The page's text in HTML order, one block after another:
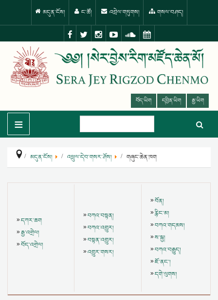
མདུན་ངོས། ང་ཚོ། འབྲེལ་གཏུགས། གསལ་བཤད།
བོད་ཡིག དབྱིན་ཡིག རྒྱ་ཡིག
≡
མདུན་ངོས། འཕྲུལ་དེབ་གསར་ཤོས། གཞུང་ཆེན་ཁག
དཀར་ཆག
རྒྱ་འགྲེལ།
བོད་འགྲེལ།
བཀའ་བསྟན།
བཀའ་འགྱུར།
བསྟན་འགྱུར།
འགྱུར་གསར།
བོན།
རྙིང་མ།
བཀའ་གདམས།
ས་སྐྱ།
བཀའ་བརྒྱུད།
ཇོ་ནང་།
དགེ་ལུགས།